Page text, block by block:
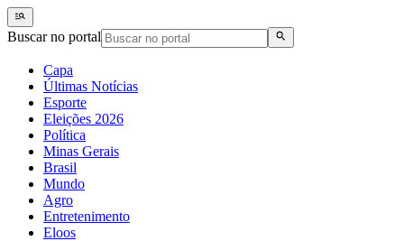
Buscar no portal
Capa
Últimas Notícias
Esporte
Eleições 2026
Política
Minas Gerais
Brasil
Mundo
Agro
Entretenimento
Eloos